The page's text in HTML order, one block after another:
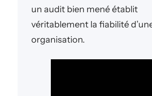
un audit bien mené établit
véritablement la fiabilité
organisation.